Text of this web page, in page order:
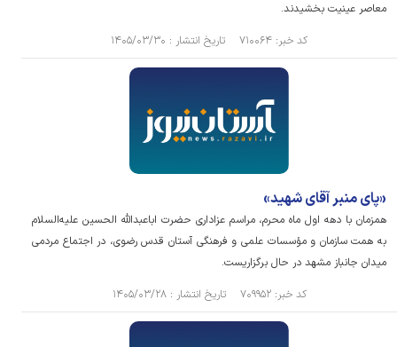
معاصر عینیت بخشیدند.
کد خبر: ۷۱۰۰۶۴ تاریخ انتشار : ۱۴۰۵/۰۳/۳۰
«پای منبر آقای شهید»
همزمان با دهه اول ماه محرم، مراسم عزاداری حضرت اباعبدالله الحسین علیه‌السلام
به همت سازمان و مؤسسات علمی و فرهنگی آستان قدس رضوی، در اجتماع مردمی
میدان جانباز مشهد در حال برگزاریست.
کد خبر: ۷۰۹۹۵۲ تاریخ انتشار : ۱۴۰۵/۰۳/۲۸